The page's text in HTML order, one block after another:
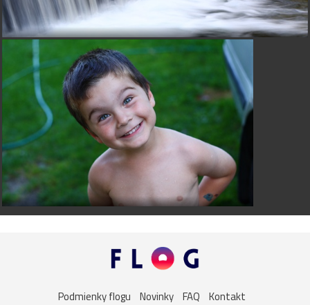
Podmienky flogu Novinky FAQ Kontakt